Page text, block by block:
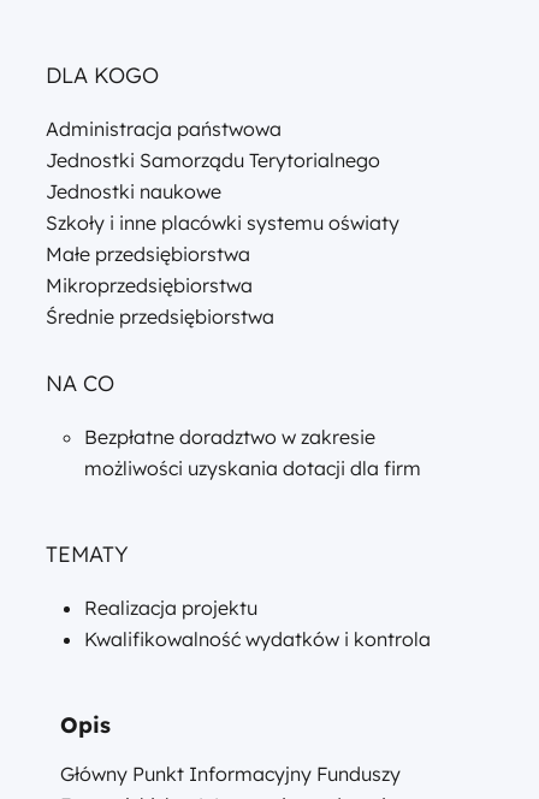
DLA KOGO
Administracja państwowa
Jednostki Samorządu Terytorialnego
Jednostki naukowe
Szkoły i inne placówki systemu oświaty
Małe przedsiębiorstwa
Mikroprzedsiębiorstwa
Średnie przedsiębiorstwa
NA CO
Bezpłatne doradztwo w zakresie
możliwości uzyskania dotacji dla firm
TEMATY
Realizacja projektu
Kwalifikowalność wydatków i kontrola
Opis
Główny Punkt Informacyjny Funduszy